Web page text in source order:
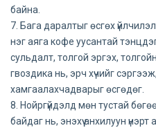
байна.
7. Бага даралтыг өсгөх
нэг аяга кофе уусантай
сульдалт, толгой эргэх,
гвоздика нь, эрч хүчийг
хамгаалахчадварыг өсгөдөг.
8. Нойргүйдэлд мөн тустай
байдаг нь, энэхүү анхилуун